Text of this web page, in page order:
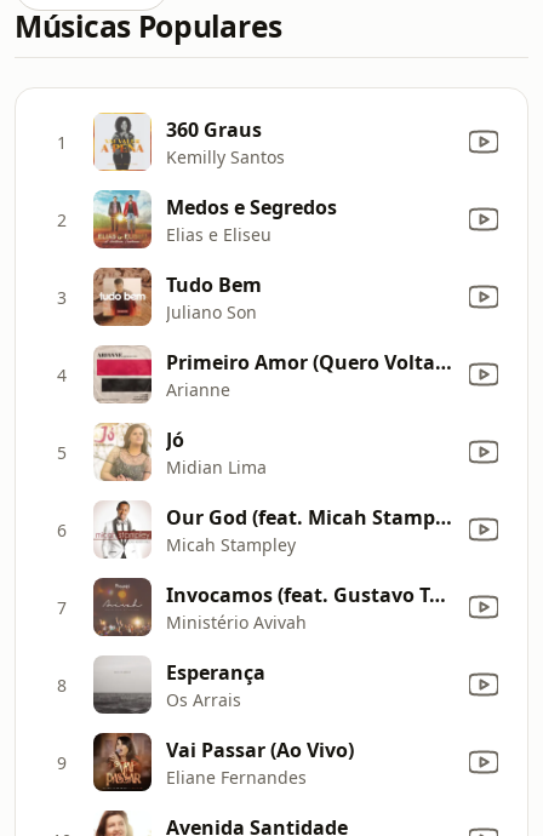
Músicas Populares
1 360 Graus
Kemilly Santos
2 Medos e Segredos
Elias e Eliseu
3 Tudo Bem
Juliano Son
4 Primeiro Amor (Quero Voltar) [feat. Priscilla Alcantara] [Ao Vivo]
Arianne
5 Jó
Midian Lima
6 Our God (feat. Micah Stampley II & Adam Stampley)
Micah Stampley
7 Invocamos (feat. Gustavo Tenfen) [Ao Vivo]
Ministério Avivah
8 Esperança
Os Arrais
9 Vai Passar (Ao Vivo)
Eliane Fernandes
Avenida Santidade